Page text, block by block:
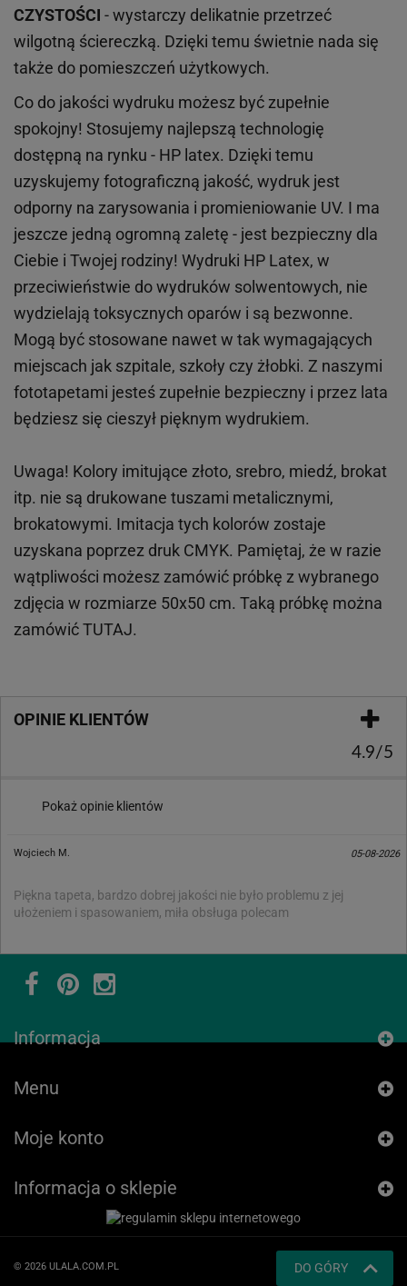
CZYSTOŚCI - wystarczy delikatnie przetrzeć
wilgotną ściereczką. Dzięki temu świetnie nada się
także do pomieszczeń użytkowych.
Co do jakości wydruku możesz być zupełnie
spokojny! Stosujemy najlepszą technologię
dostępną na rynku - HP latex. Dzięki temu
uzyskujemy fotograficzną jakość, wydruk jest
odporny na zarysowania i promieniowanie UV. I ma
jeszcze jedną ogromną zaletę - jest bezpieczny dla
Ciebie i Twojej rodziny! Wydruki HP Latex, w
przeciwieństwie do wydruków solwentowych, nie
wydzielają toksycznych oparów i są bezwonne.
Mogą być stosowane nawet w tak wymagających
miejscach jak szpitale, szkoły czy żłobki. Z naszymi
fototapetami jesteś zupełnie bezpieczny i przez lata
będziesz się cieszył pięknym wydrukiem.
Uwaga! Kolory imitujące złoto, srebro, miedź, brokat
itp. nie są drukowane tuszami metalicznymi,
brokatowymi. Imitacja tych kolorów zostaje
uzyskana poprzez druk CMYK. Pamiętaj, że w razie
wątpliwości możesz zamówić próbkę z wybranego
zdjęcia w rozmiarze 50x50 cm. Taką próbkę można
zamówićTUTAJ.
OPINIE KLIENTÓW
4.9/5
Pokaż opinie klientów
Wojciech M. 05-08-2026
Piękna tapeta, bardzo dobrej jakości nie było problemu z jej
ułożeniem i spasowaniem, miła obsługa polecam
Informacja
Menu
Moje konto
Informacja o sklepie
© 2026 ULALA.COM.PL DO GÓRY